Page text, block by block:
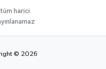
harici
© 2026